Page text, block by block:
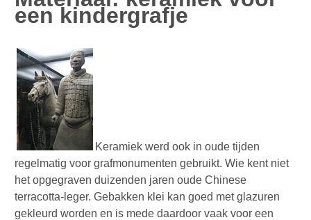
een kindergrafje
Keramiek werd ook in oude tijden
regelmatig voor grafmonumenten gebruikt. Wie kent niet
het opgegraven duizenden jaren oude Chinese
terracotta-leger. Gebakken klei kan goed met glazuren
gekleurd worden en is mede daardoor vaak voor een